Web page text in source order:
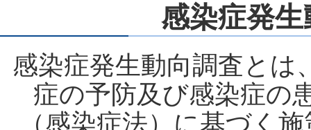
感染症発
感染症発生動向調査とは
症の予防及び感染症の
（感染症法）に基づく